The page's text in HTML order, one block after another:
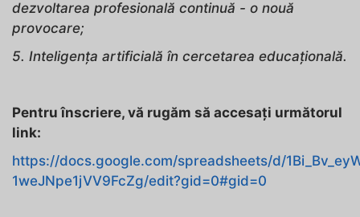
dezvoltarea profesională continuă - o nouă
provocare;
5. Inteligența artificială în cercetarea educațională.
Pentru înscriere, vă rugăm să accesați următorul
link:
https://docs.google.com/spreadsheets/d/
1weJNpe1jVV9FcZg/edit?gid=0#gid=0